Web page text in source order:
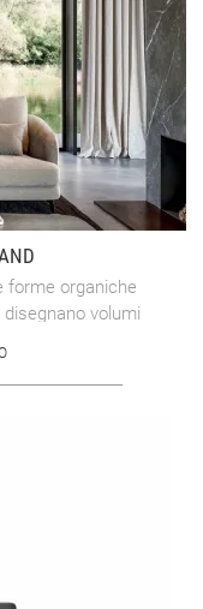
forme organiche
volumi